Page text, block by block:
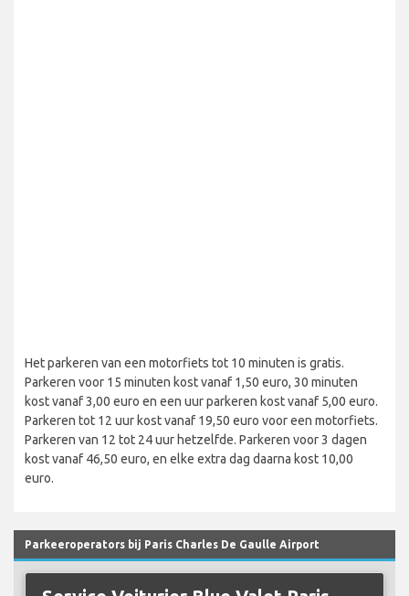
Het parkeren van een motorfiets tot 10 minuten is gratis.
Parkeren voor 15 minuten kost vanaf 1,50 euro, 30 minuten
kost vanaf 3,00 euro en een uur parkeren kost vanaf 5,00 euro.
Parkeren tot 12 uur kost vanaf 19,50 euro voor een motorfiets.
Parkeren van 12 tot 24 uur hetzelfde. Parkeren voor 3 dagen
kost vanaf 46,50 euro, en elke extra dag daarna kost 10,00
euro.
Parkeeroperators bij Paris Charles De Gaulle Airport